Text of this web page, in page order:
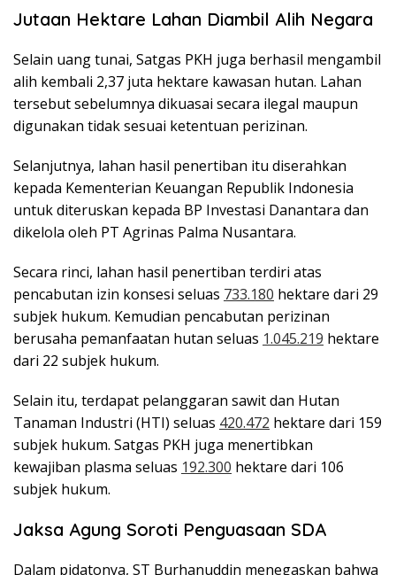
Jutaan Hektare Lahan Diambil Alih Negara
Selain uang tunai, Satgas PKH juga berhasil mengambil
alih kembali 2,37 juta hektare kawasan hutan. Lahan
tersebut sebelumnya dikuasai secara ilegal maupun
digunakan tidak sesuai ketentuan perizinan.
Selanjutnya, lahan hasil penertiban itu diserahkan
kepada Kementerian Keuangan Republik Indonesia
untuk diteruskan kepada BP Investasi Danantara dan
dikelola oleh PT Agrinas Palma Nusantara.
Secara rinci, lahan hasil penertiban terdiri atas
pencabutan izin konsesi seluas 733.180 hektare dari 29
subjek hukum. Kemudian pencabutan perizinan
berusaha pemanfaatan hutan seluas 1.045.219 hektare
dari 22 subjek hukum.
Selain itu, terdapat pelanggaran sawit dan Hutan
Tanaman Industri (HTI) seluas 420.472 hektare dari 159
subjek hukum. Satgas PKH juga menertibkan
kewajiban plasma seluas 192.300 hektare dari 106
subjek hukum.
Jaksa Agung Soroti Penguasaan SDA
Dalam pidatonya, ST Burhanuddin menegaskan bahwa